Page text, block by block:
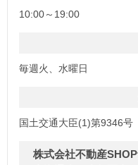
10:00～19:00
毎週火、水曜日
国土交通大臣(1)第9346号
株式会社不動産